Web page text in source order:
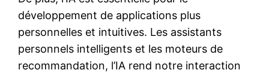
développement de applications plus
personnelles et intuitives. Les assistants
personnels intelligents et les moteurs de
recommandation, l’IA rend notre interaction